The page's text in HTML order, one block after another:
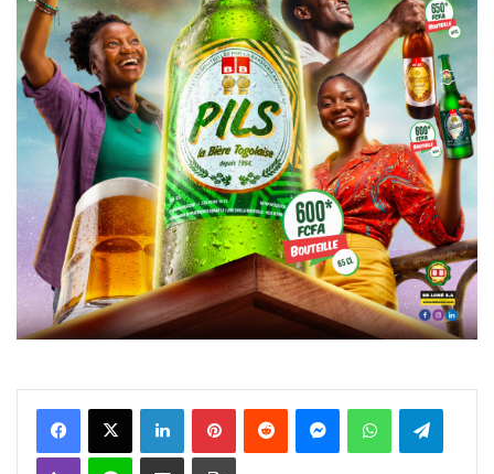
FacebookX Linkedin PinterestReddit MessengerWhatsAppTelegram
Viber Ligne Partager par email Imprimer